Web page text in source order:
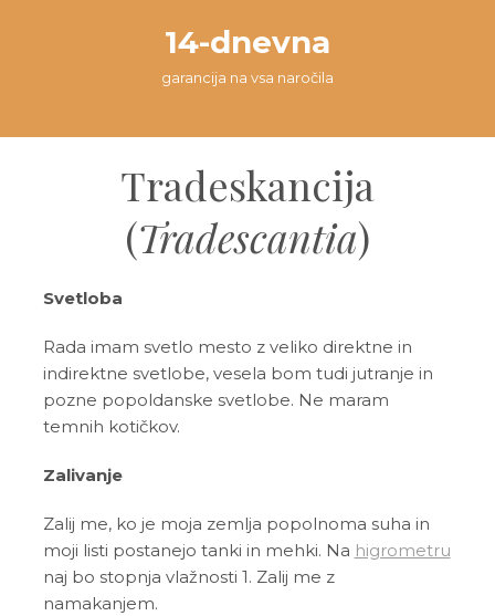
14-dnevna
garancija na vsa naročila
Tradeskancija
(Tradescantia)
Svetloba
Rada imam svetlo mesto z veliko direktne in
indirektne svetlobe, vesela bom tudi jutranje in
pozne popoldanske svetlobe. Ne maram
temnih kotičkov.
Zalivanje
Zalij me, ko je moja zemlja popolnoma suha in
moji listi postanejo tanki in mehki. Na higrometru
naj bo stopnja vlažnosti 1. Zalij me z
namakanjem.